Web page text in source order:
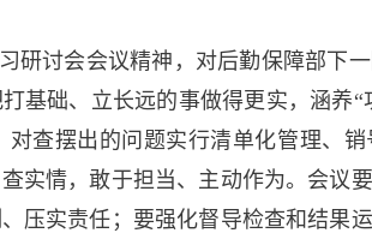
研讨会会议精神，对后勤保障部下
基础、立长远的事做得更实，涵养
查摆出的问题实行清单化管理、
实情，敢于担当、主动作为。会议
压实责任；要强化督导检查和结果